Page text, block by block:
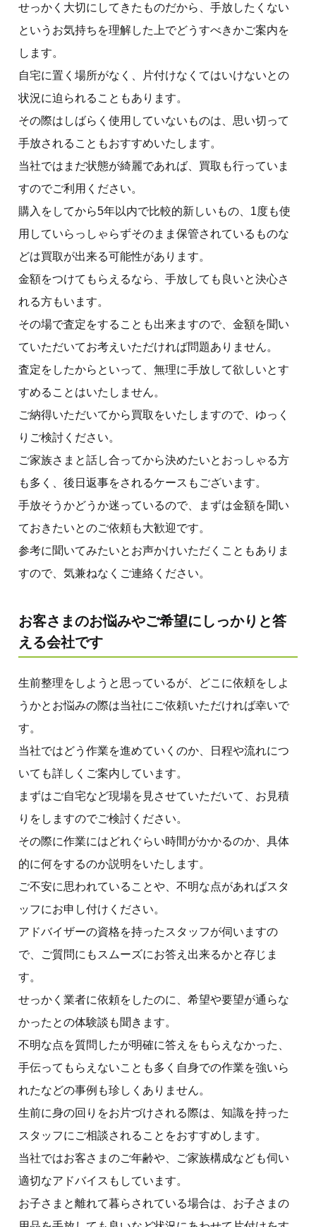
せっかく大切にしてきたものだから、手放したくない
というお気持ちを理解した上でどうすべきかご案内を
します。
自宅に置く場所がなく、片付けなくてはいけないとの
状況に迫られることもあります。
その際はしばらく使用していないものは、思い切って
手放されることもおすすめいたします。
当社ではまだ状態が綺麗であれば、買取も行っていま
すのでご利用ください。
購入をしてから5年以内で比較的新しいもの、1度も使
用していらっしゃらずそのまま保管されているものな
どは買取が出来る可能性があります。
金額をつけてもらえるなら、手放しても良いと決心さ
れる方もいます。
その場で査定をすることも出来ますので、金額を聞い
ていただいてお考えいただければ問題ありません。
査定をしたからといって、無理に手放して欲しいとす
すめることはいたしません。
ご納得いただいてから買取をいたしますので、ゆっく
りご検討ください。
ご家族さまと話し合ってから決めたいとおっしゃる方
も多く、後日返事をされるケースもございます。
手放そうかどうか迷っているので、まずは金額を聞い
ておきたいとのご依頼も大歓迎です。
参考に聞いてみたいとお声かけいただくこともありま
すので、気兼ねなくご連絡ください。
お客さまのお悩みやご希望にしっかりと答
える会社です
生前整理をしようと思っているが、どこに依頼をしよ
うかとお悩みの際は当社にご依頼いただければ幸いで
す。
当社ではどう作業を進めていくのか、日程や流れにつ
いても詳しくご案内しています。
まずはご自宅など現場を見させていただいて、お見積
りをしますのでご検討ください。
その際に作業にはどれぐらい時間がかかるのか、具体
的に何をするのか説明をいたします。
ご不安に思われていることや、不明な点があればスタ
ッフにお申し付けください。
アドバイザーの資格を持ったスタッフが伺いますの
で、ご質問にもスムーズにお答え出来るかと存じま
す。
せっかく業者に依頼をしたのに、希望や要望が通らな
かったとの体験談も聞きます。
不明な点を質問したが明確に答えをもらえなかった、
手伝ってもらえないことも多く自身での作業を強いら
れたなどの事例も珍しくありません。
生前に身の回りをお片づけされる際は、知識を持った
スタッフにご相談されることをおすすめします。
当社ではお客さまのご年齢や、ご家族構成なども伺い
適切なアドバイスもしています。
お子さまと離れて暮らされている場合は、お子さまの